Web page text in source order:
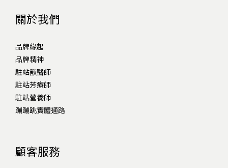
關於我們
品牌緣起
品牌精神
駐站獸醫師
駐站芳療師
駐站營養師
蹦蹦跳實體通路
顧客服務